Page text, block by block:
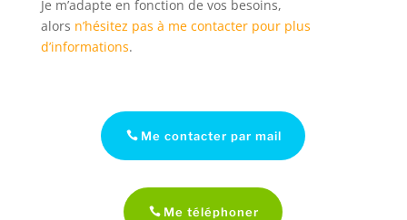
Je m’adapte en fonction de vos besoins,
alors n’hésitez pas à me contacter pour plus
d’informations.
Me contacter par mail
Me téléphoner